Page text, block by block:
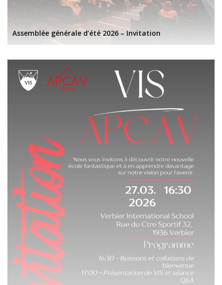
Assemblée générale d’été 2026 – Invitation